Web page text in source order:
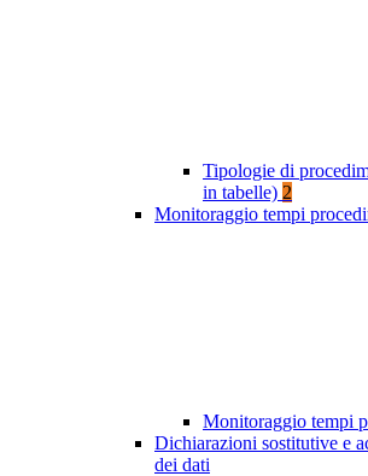
Tipologie di
in tabelle) 2
Monitoraggio tempi
Monitoraggio tempi
Dichiarazioni sostitutive e
dei dati